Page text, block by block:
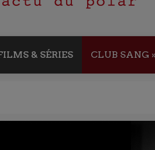
& SÉRIES CLUB SANG »